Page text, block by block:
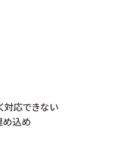
対応できない
め込め